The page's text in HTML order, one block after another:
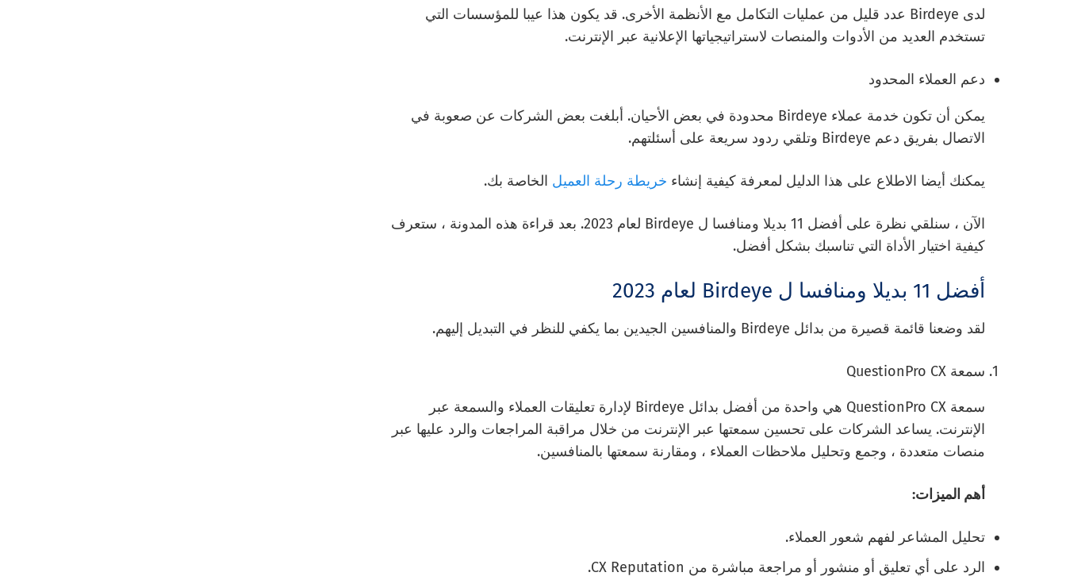
لدى Birdeye عدد قليل من عمليات التكامل مع الأنظمة الأخرى. قد يكون هذا عيبا للمؤسسات التي
تستخدم العديد من الأدوات والمنصات لاستراتيجياتها الإعلانية عبر الإنترنت.
دعم العملاء المحدود
يمكن أن تكون خدمة عملاء Birdeye محدودة في بعض الأحيان. أبلغت بعض الشركات عن صعوبة في
الاتصال بفريق دعم Birdeye وتلقي ردود سريعة على أسئلتهم.
يمكنك أيضا الاطلاع على هذا الدليل لمعرفة كيفية إنشاء خريطة رحلة العميل الخاصة بك.
الآن ، سنلقي نظرة على أفضل 11 بديلا ومنافسا ل Birdeye لعام 2023. بعد قراءة هذه المدونة ، ستعرف
كيفية اختيار الأداة التي تناسبك بشكل أفضل.
أفضل 11 بديلا ومنافسا ل Birdeye لعام 2023
لقد وضعنا قائمة قصيرة من بدائل Birdeye والمنافسين الجيدين بما يكفي للنظر في التبديل إليهم.
سمعة QuestionPro CX
سمعة QuestionPro CX هي واحدة من أفضل بدائل Birdeye لإدارة تعليقات العملاء والسمعة عبر
الإنترنت. يساعد الشركات على تحسين سمعتها عبر الإنترنت من خلال مراقبة المراجعات والرد عليها عبر
منصات متعددة ، وجمع وتحليل ملاحظات العملاء ، ومقارنة سمعتها بالمنافسين.
أهم الميزات:
تحليل المشاعر لفهم شعور العملاء.
الرد على أي تعليق أو منشور أو مراجعة مباشرة من CX Reputation.